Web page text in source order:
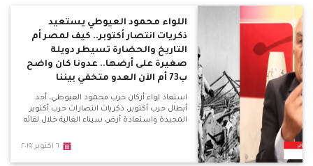
اللواء محمود العيوطي يستعيد
ذكريات انتصار أكتوبر.. كيف لمصر أم
التاريخ والحضارة تسيطر دويلة
صغيرة على أرضها.. عدونا كان واضح
ب73 أم الآن العدو متخفي بيننا
استعاد لواء أركان حرب محمود العيوطي، أحد
أبطال حرب أكتوبر، ذكريات انتصارات حرب أكتوبر
المجيدة واستعادة أرض سيناء الغالية خلال لقائه
٦ اكتوبر ٢٠١٩